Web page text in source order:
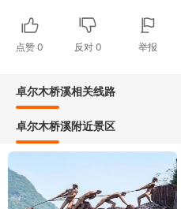
点赞 0 反对0 举报
卓尔木桥溪相关线路
卓尔木桥溪附近景区